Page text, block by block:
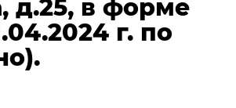
д.25, в форме
г. по